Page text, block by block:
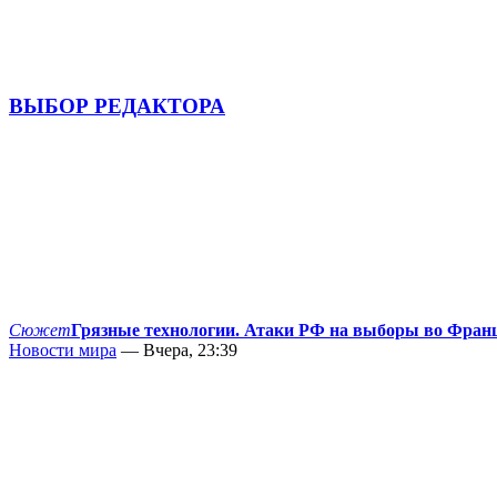
ВЫБОР РЕДАКТОРА
СюжетГрязные технологии. Атаки РФ на выборы во
Новости мира — Вчера, 23:39